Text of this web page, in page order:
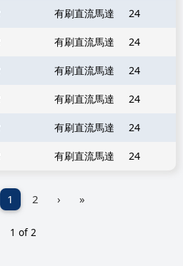
有刷直流馬達 24
有刷直流馬達 24
有刷直流馬達 24
有刷直流馬達 24
有刷直流馬達 24
有刷直流馬達 24
1 2 › »
1 of 2